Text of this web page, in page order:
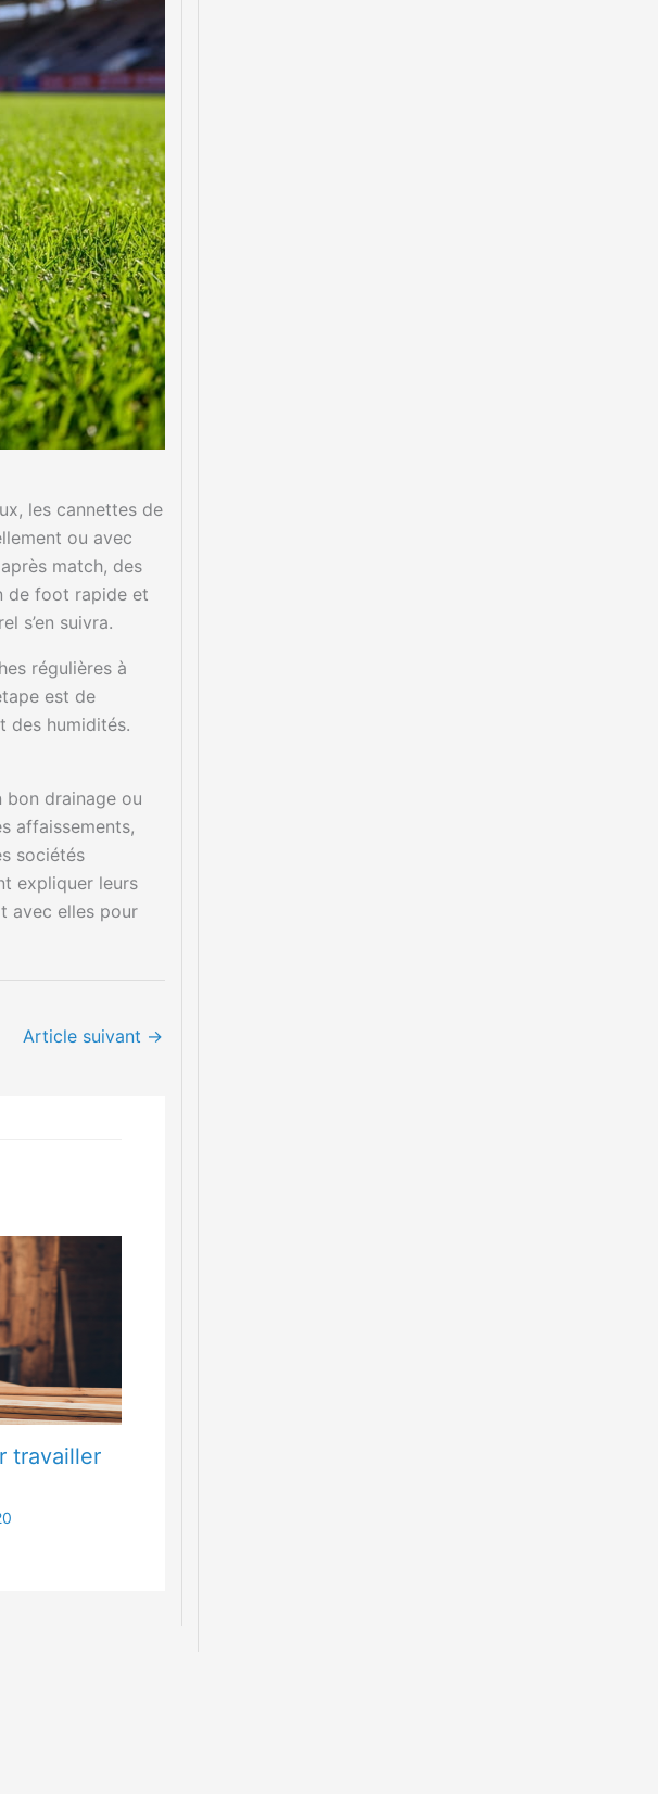
les cannettes de
ou avec
match, des
de foot rapide et
s’en suivra.
régulières à
est de
des humidités.
drainage ou
affaissements,
sociétés
expliquer leurs
avec elles pour
Article suivant →
travailler